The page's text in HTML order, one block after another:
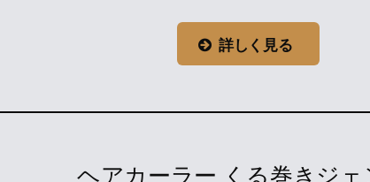
詳しく見る
ヘアカーラー くる巻きジ